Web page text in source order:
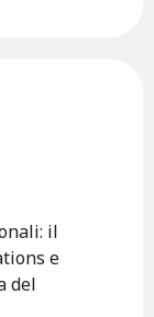
il
e
del